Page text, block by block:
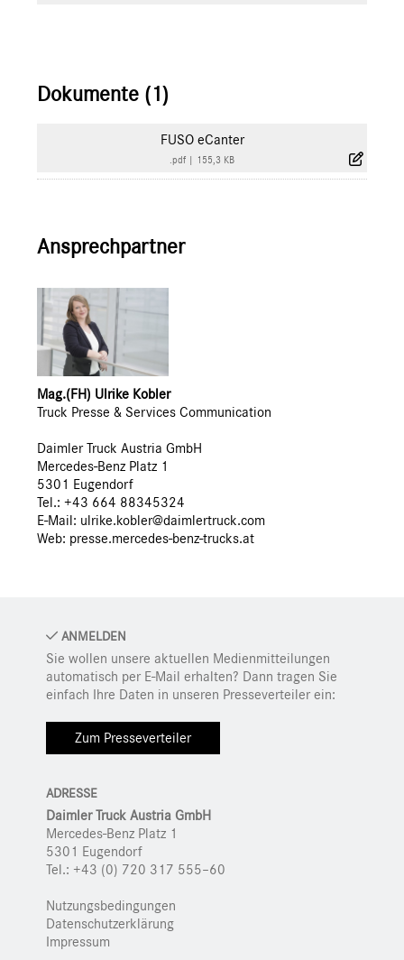
Dokumente (1)
FUSO eCanter
.pdf 155,3 KB
Ansprechpartner
Mag.(FH) Ulrike Kobler
Truck Presse & Services Communication
Daimler Truck Austria GmbH
Mercedes-Benz Platz 1
5301 Eugendorf
Tel.: +43 664 88345324
E-Mail: ulrike.kobler@daimlertruck.com
Web: presse.mercedes-benz-trucks.at
ANMELDEN
Sie wollen unsere aktuellen Medienmitteilungen
automatisch per E-Mail erhalten? Dann tragen Sie
einfach Ihre Daten in unseren Presseverteiler ein:
Zum Presseverteiler
ADRESSE
Daimler Truck Austria GmbH
Mercedes-Benz Platz 1
5301 Eugendorf
Tel.: +43 (0) 720 317 555–60
Nutzungsbedingungen
Datenschutzerklärung
Impressum